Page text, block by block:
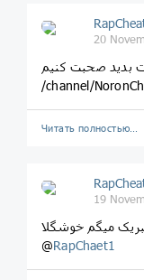
20
/channel/
Читать полностью…
19
@RapChaet1